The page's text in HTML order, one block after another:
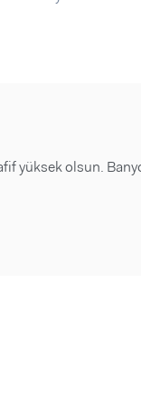
yüksek olsun.